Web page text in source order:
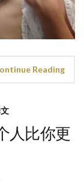
Reading
人比你更